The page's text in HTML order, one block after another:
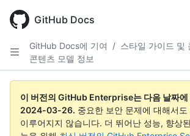
main
GitHub Docs
GitHub Docs에 기여 / 스타일 가이드 및
콘텐츠 모델 정보
이 버전의 GitHub Enterprise는 다음 날짜에
2024-03-26. 중요한 보안 문제에 대해서
이루어지지 않습니다. 더 뛰어난 성능, 향상